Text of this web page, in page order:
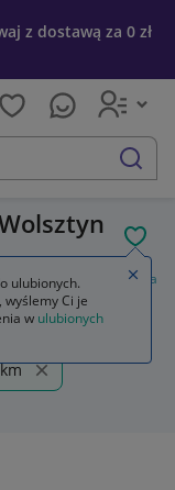
z dostawą za 0 zł
szukaj
Literatura młodzieżowa
ulubionych.
Ci je
w ulubionych